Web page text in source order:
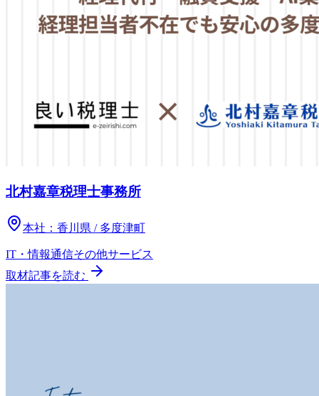
北村嘉章税理士事務所
本社： 香川県 / 多度津町
IT・情報通信その他サービス
取材記事を読む